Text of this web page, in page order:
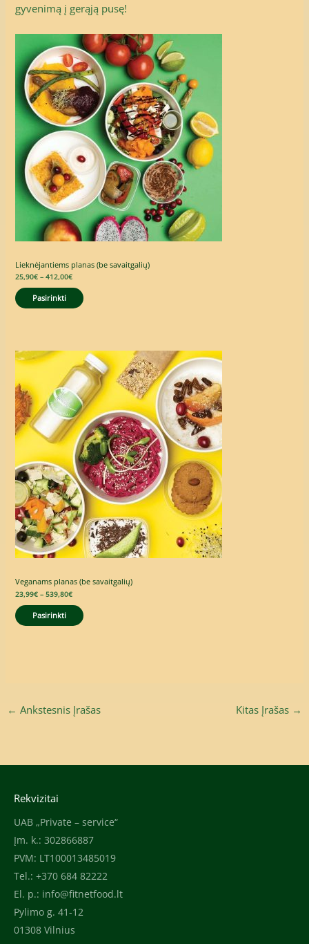
gyvenimą į gerąją pusę!
Lieknėjantiems planas (be savaitgalių)
25,90€ – 412,00€
Price
range:
25,90€
through
412,00€
Pasirinkti
Veganams planas (be savaitgalių)
23,99€ – 539,80€
Price
range:
23,99€
through
539,80€
Pasirinkti
← Ankstesnis Įrašas Kitas Įrašas →
Rekvizitai
UAB „Private – service“
Įm. k.: 302866887
PVM: LT100013485019
Tel.: +370 684 82222
El. p.: info@fitnetfood.lt
Pylimo g. 41-12
01308 Vilnius